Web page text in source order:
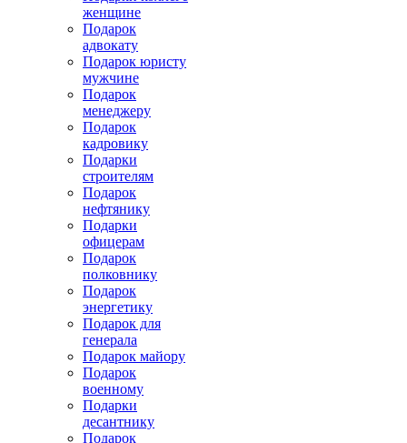
женщине
Подарок
адвокату
Подарок юристу
мужчине
Подарок
менеджеру
Подарок
кадровику
Подарки
строителям
Подарок
нефтянику
Подарки
офицерам
Подарок
полковнику
Подарок
энергетику
Подарок для
генерала
Подарок майору
Подарок
военному
Подарки
десантнику
Подарок